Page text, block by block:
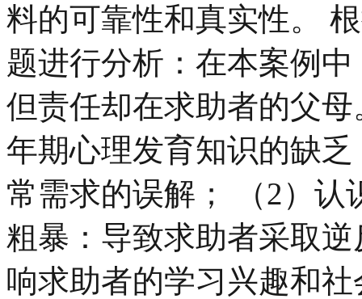
料的可靠性和真实性。
题进行分析：在本案例
但责任却在求助者的父
年期心理发育知识的缺
常需求的误解； （2）
粗暴：导致求助者采取
响求助者的学习兴趣和